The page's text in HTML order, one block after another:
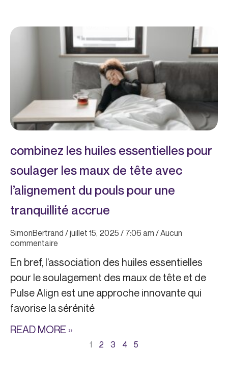
combinez les huiles essentielles pour
soulager les maux de tête avec
l’alignement du pouls pour une
tranquillité accrue
SimonBertrand juillet 15, 2025 7:06 am
Aucun
commentaire
En bref, l’association des huiles essentielles
pour le soulagement des maux de tête et de
Pulse Align est une approche innovante qui
favorise la sérénité
READ MORE »
1 2 3 4 5